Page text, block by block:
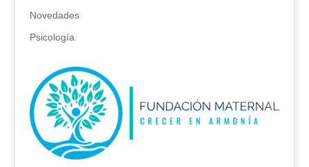
Novedades
Psicología